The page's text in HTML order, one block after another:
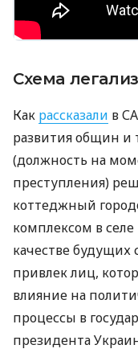
Схема
Как рассказали в
развития общин и
(должность на
преступления)
коттеджный
комплексом в
качестве будущих
привлек лиц,
влияние на
процессы в
президента